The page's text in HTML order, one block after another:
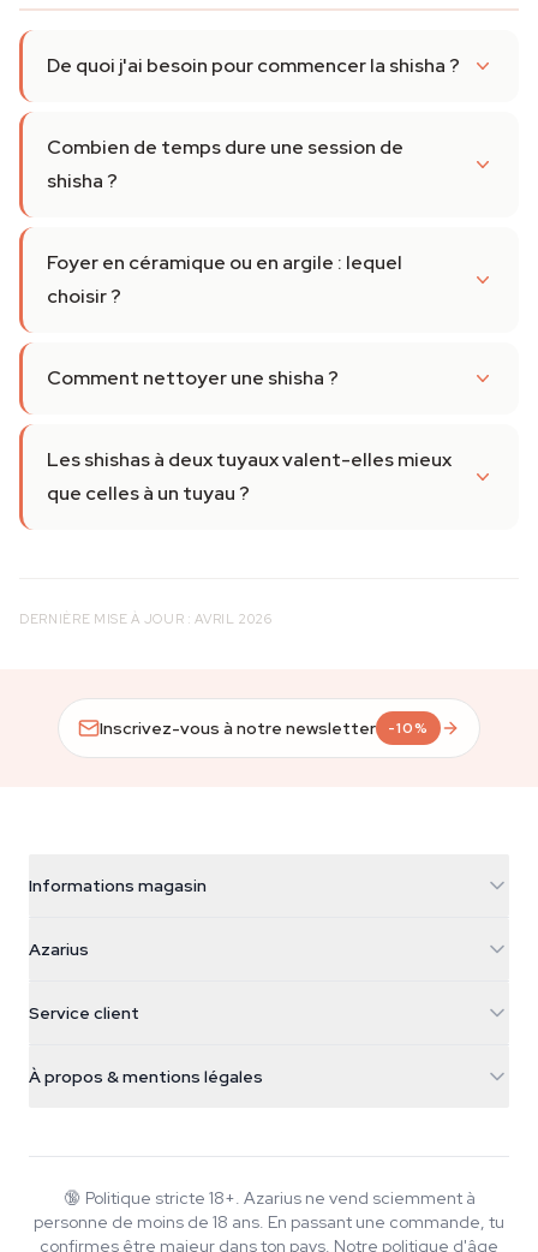
De quoi j'ai besoin pour commencer la shisha ?
Combien de temps dure une session de
shisha ?
Foyer en céramique ou en argile : lequel
choisir ?
Comment nettoyer une shisha ?
Les shishas à deux tuyaux valent-elles mieux
que celles à un tuyau ?
DERNIÈRE MISE À JOUR : AVRIL 2026
Inscrivez-vous à notre newsletter -10%
Informations magasin
Galvaniweg 11
Nederland
+31(0)204897914
Azarius
Smokeshop
Service client
Politique de retour
Politique de confidentialité
À propos & mentions légales
Wiki
Musique
🔞 Politique stricte 18+. Azarius ne vend sciemment à
personne de moins de 18 ans. En passant une commande, tu
confirmes être majeur dans ton pays. Notre politique d'âge